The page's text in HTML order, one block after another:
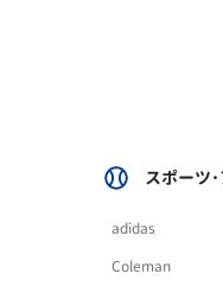
スポーツ
adidas
Coleman